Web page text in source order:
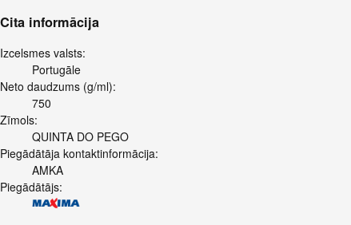
Cita informācija
Izcelsmes valsts:
Portugāle
Neto daudzums (g/ml):
750
Zīmols:
QUINTA DO PEGO
Piegādātāja kontaktinformācija:
AMKA
Piegādātājs: